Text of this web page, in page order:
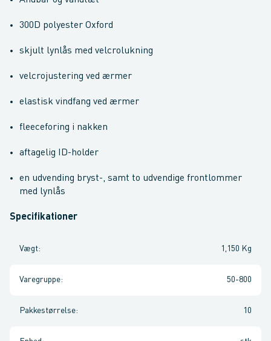
300D polyester Oxford
skjult lynlås med velcrolukning
velcrojustering ved ærmer
elastisk vindfang ved ærmer
fleeceforing i nakken
aftagelig ID-holder
en udvending bryst-, samt to udvendige frontlommer
med lynlås
Specifikationer
Vægt: 1,150 Kg
Varegruppe: 50-800
Pakkestørrelse: 10